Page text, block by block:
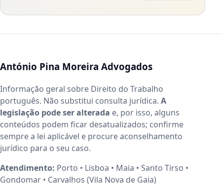
António Pina Moreira Advogados
Informação geral sobre Direito do Trabalho
português. Não substitui consulta jurídica. A
legislação pode ser alterada e, por isso, alguns
conteúdos podem ficar desatualizados; confirme
sempre a lei aplicável e procure aconselhamento
jurídico para o seu caso.
Atendimento: Porto • Lisboa • Maia • Santo Tirso •
Gondomar • Carvalhos (Vila Nova de Gaia)